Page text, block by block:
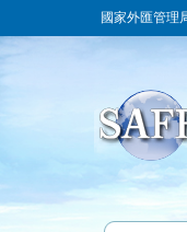
國家外匯管理